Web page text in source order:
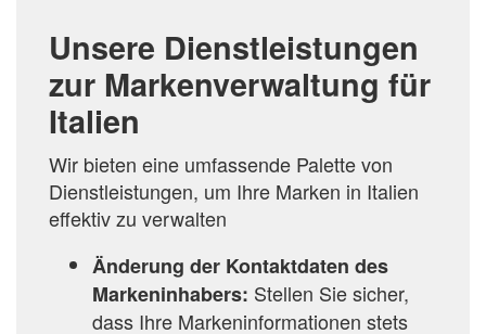
Unsere Dienstleistungen
zur Markenverwaltung für
Italien
Wir bieten eine umfassende Palette von
Dienstleistungen, um Ihre Marken in Italien
effektiv zu verwalten
Änderung der Kontaktdaten des
Markeninhabers: Stellen Sie sicher,
dass Ihre Markeninformationen stets